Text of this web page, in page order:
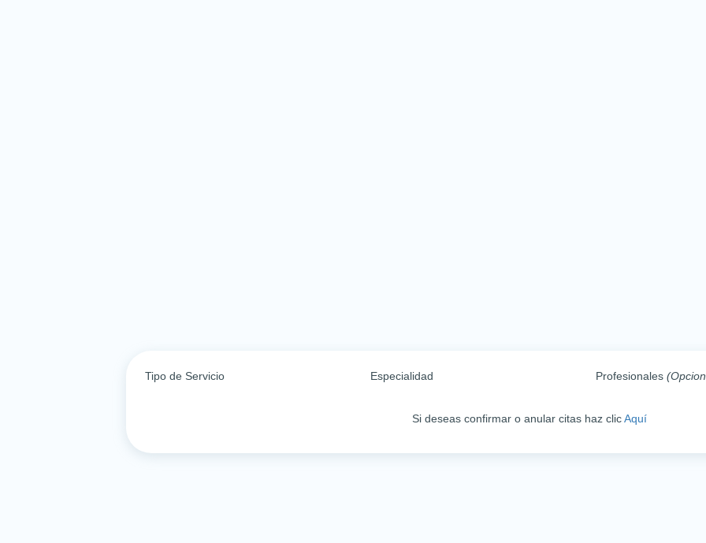
Tipo de Servicio Especialidad Profesionales
Si deseas confirmar o anular citas haz clicAquí